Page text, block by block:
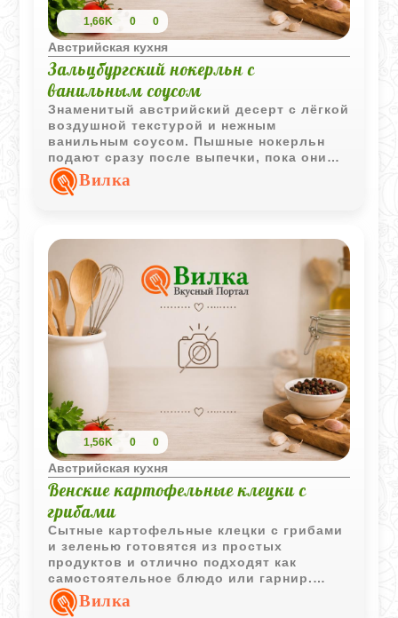
1,66K 0 0
Австрийская кухня
Зальцбургский нокерльн с
ванильным соусом
Знаменитый австрийский десерт с лёгкой
воздушной текстурой и нежным
ванильным соусом. Пышные нокерльн
подают сразу после выпечки, пока они
сохраняют свою эффектную форму.
Вилка
1,56K 0 0
Австрийская кухня
Венские картофельные клецки с
грибами
Сытные картофельные клецки с грибами
и зеленью готовятся из простых
продуктов и отлично подходят как
самостоятельное блюдо или гарнир.
Благодаря особой технологии они
приобретают лёгкую пористую структуру.
Вилка